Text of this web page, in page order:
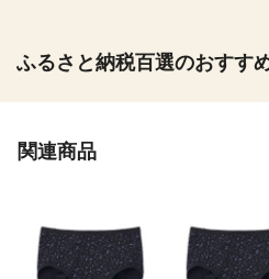
ふるさと納税百選のおすす
関連商品